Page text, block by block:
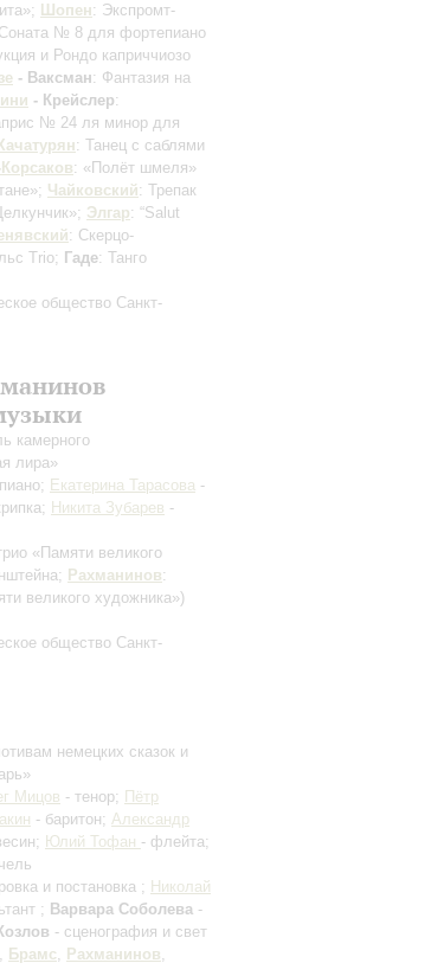
Шопен: Экспромт-
№ 8 для фортепиано
и Рондо каприччиозо
- Ваксман: Фантазия на
- Крейслер:
№ 24 ля минор для
: Танец с саблями
: «Полёт шмеля»
Чайковский: Трепак
Элгар: “Salut
: Скерцо-
Trio; Гаде: Танго
общество Санкт-
камерного
лира»
Екатерина Тарасова -
Никита Зубарев -
«Памяти великого
; Рахманинов:
великого художника»)
общество Санкт-
немецких сказок и
Мицов - тенор; Пётр
- баритон; Александр
Юлий Тофан - флейта;
и постановка ; Николай
; Варвара Соболева -
- сценография и свет
, Брамс, Рахманинов,